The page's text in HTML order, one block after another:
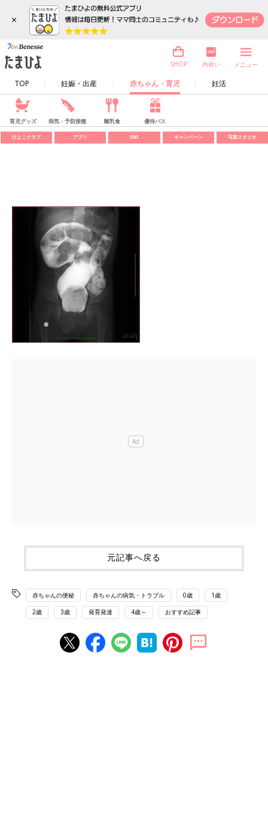
×
TOP 妊娠・出産 赤ちゃん・育児 妊活
SHOP 内祝い メニュー
育児グッズ 病気・予防接種 離乳食 優待パス
ひよこクラブ アプリ SNS キャンペーン 写真スタジオ
元記事へ戻る
赤ちゃんの便秘 赤ちゃんの病気・トラブル 0歳 1歳
2歳 3歳 発育発達 4歳～ おすすめ記事